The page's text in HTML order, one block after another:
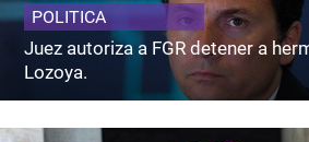
POLITICA
Juez autoriza a FGR detener a
Lozoya.